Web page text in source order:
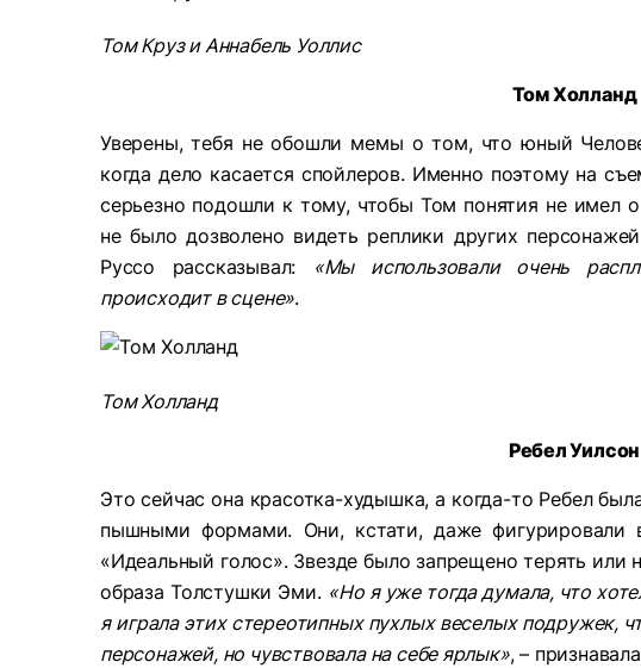
Том Круз и Аннабель Уоллис
Том Холланд
Уверены, тебя не обошли мемы о том, что юный
когда дело касается спойлеров. Именно поэтому на
серьезно подошли к тому, чтобы Том понятия не имел
не было дозволено видеть реплики других
Руссо рассказывал:
«Мы использовали очень
происходит в сцене».
Том Холланд
Ребел Уилсон
Это сейчас она красотка-худышка, а когда-то Ребел
пышными формами. Они, кстати, даже фигурировали
«Идеальный голос». Звезде было запрещено терять или
образа Толстушки Эми. «Но я уже тогда думала, что
я играла этих стереотипных пухлых веселых подружек,
персонажей, но чувствовала на себе ярлык», –